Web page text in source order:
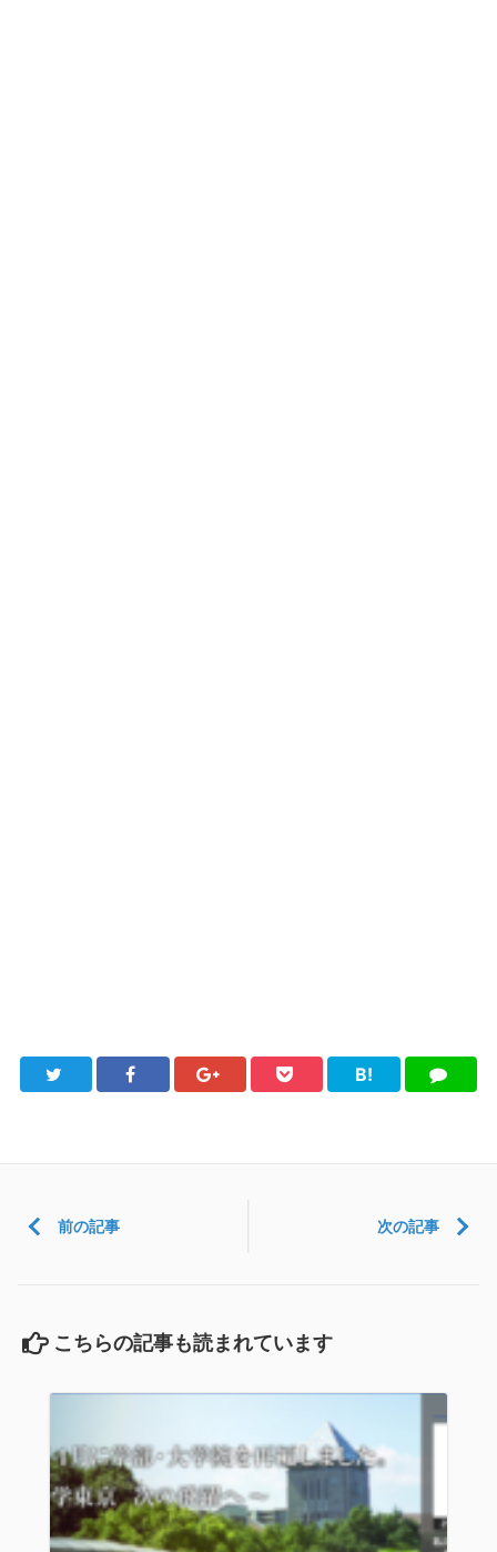
Twitter FacebookGoogle+Pocket
B!
は
LINE
前の記事 次の記事
こちらの記事も読まれています